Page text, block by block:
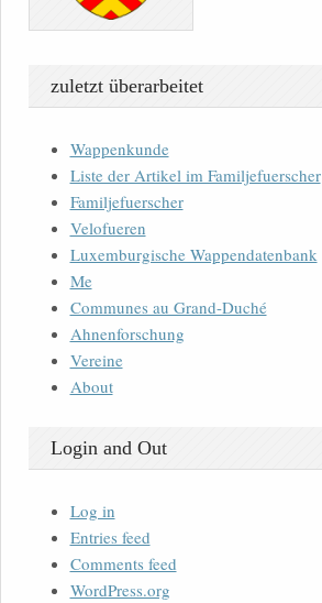
zuletzt überarbeitet
Wappenkunde
Liste der Artikel im Familjefuerscher
Familjefuerscher
Velofueren
Luxemburgische Wappendatenbank
Me
Communes au Grand-Duché
Ahnenforschung
Vereine
About
Login and Out
Log in
Entries feed
Comments feed
WordPress.org